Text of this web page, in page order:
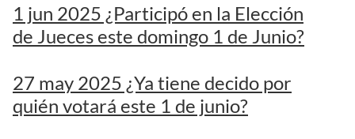
1 jun 2025 ¿Participó en la Elección
de Jueces este domingo 1 de Junio?
27 may 2025 ¿Ya tiene decido por
quién votará este 1 de junio?